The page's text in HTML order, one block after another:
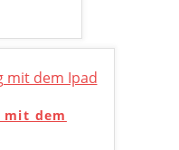
mit dem